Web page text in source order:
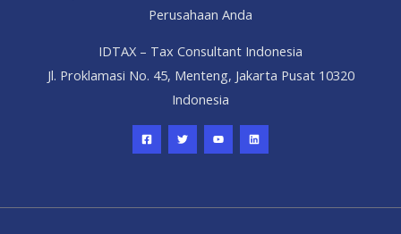
Perusahaan Anda
IDTAX – Tax Consultant Indonesia
Jl. Proklamasi No. 45, Menteng, Jakarta Pusat 10320
Indonesia